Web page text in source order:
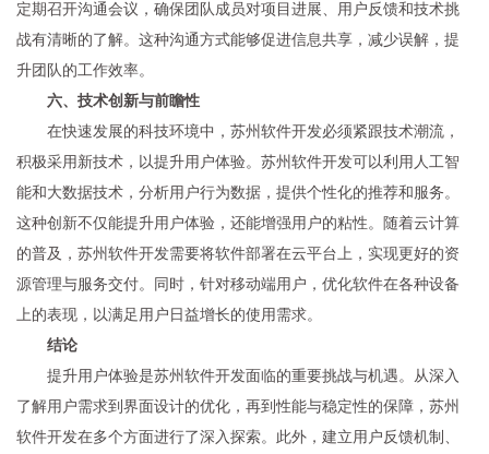
定期召开沟通会议，确保团队成员对项目进展、用户反馈和技术挑
战有清晰的了解。这种沟通方式能够促进信息共享，减少误解，提
升团队的工作效率。
六、技术创新与前瞻性
在快速发展的科技环境中，苏州软件开发必须紧跟技术潮流，
积极采用新技术，以提升用户体验。苏州软件开发可以利用人工智
能和大数据技术，分析用户行为数据，提供个性化的推荐和服务。
这种创新不仅能提升用户体验，还能增强用户的粘性。随着云计算
的普及，苏州软件开发需要将软件部署在云平台上，实现更好的资
源管理与服务交付。同时，针对移动端用户，优化软件在各种设备
上的表现，以满足用户日益增长的使用需求。
结论
提升用户体验是苏州软件开发面临的重要挑战与机遇。从深入
了解用户需求到界面设计的优化，再到性能与稳定性的保障，苏州
软件开发在多个方面进行了深入探索。此外，建立用户反馈机制、